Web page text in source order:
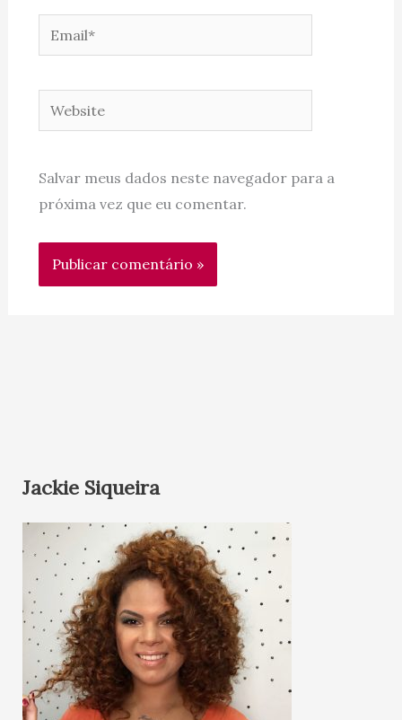
Email*
Website
Salvar meus dados neste navegador para a
próxima vez que eu comentar.
Jackie Siqueira